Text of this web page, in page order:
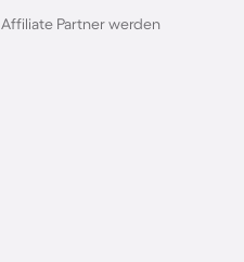
Affiliate Partner werden